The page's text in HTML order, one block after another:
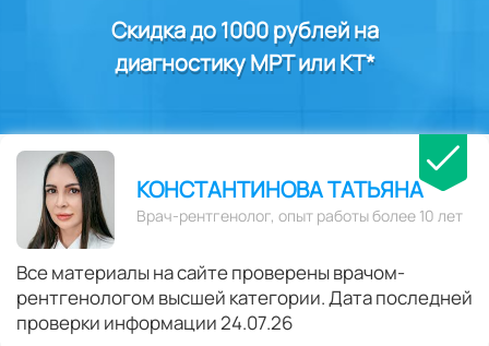
Скидка до 1000 рублей на
диагностикуМРТ или КТ*
КОНСТАНТИНОВА ТАТЬЯНА
Врач-рентгенолог, опыт работы более 10 лет
Все материалы на сайте проверены врачом-
рентгенологом высшей категории. Дата последней
проверки информации 24.07.26